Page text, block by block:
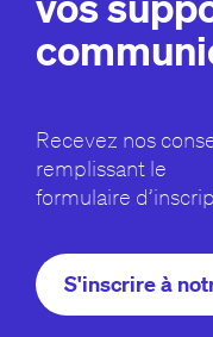
Recevez nos
remplissant le
formulaire
S'inscrire à